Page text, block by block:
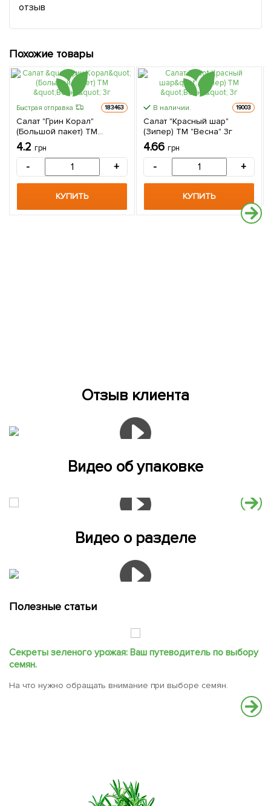
отзыв
Похожие товары
Быстрая отправка 183463
Салат "Грин Корал"
(Большой пакет) ТМ
"Весна" 3г
4.2 грн
- +
КУПИТЬ
В наличии. 19003
Салат "Красный шар"
(Зипер) ТМ "Весна" 3г
4.66 грн
- +
КУПИТЬ
Отзыв клиента
Видео об упаковке
Видео о разделе
Полезные статьи
Секреты зеленого урожая: Ваш путеводитель по выбору
семян.
На что нужно обращать внимание при выборе семян.